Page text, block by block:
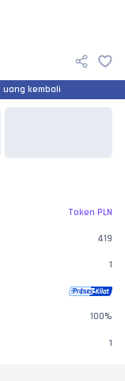
uang kembali
Token PLN
419
1
100%
1